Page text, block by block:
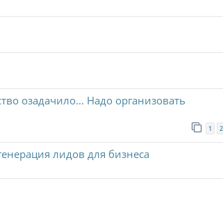
озадачило... Надо организовать
1 2
лидов для бизнеса